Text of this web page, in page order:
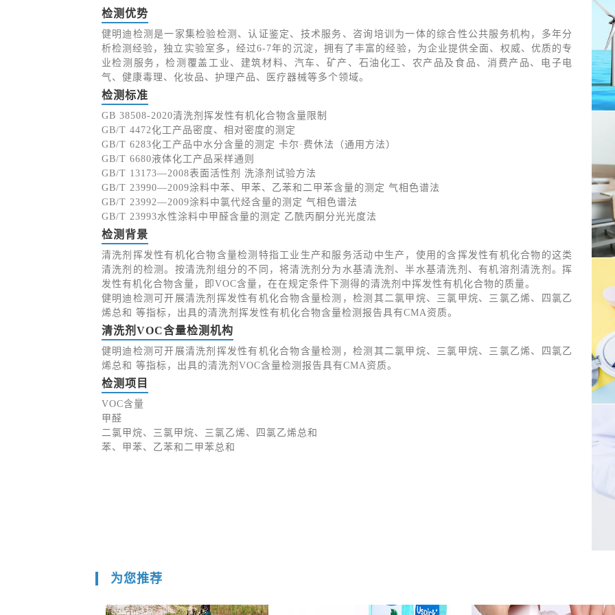
检测优势
健明迪检测是一家集检验检测、认证鉴定、技术服务、咨询培训为一体的综合性公共服务机构，多年分
析检测经验，独立实验室多，经过6-7年的沉淀，拥有了丰富的经验，为企业提供全面、权威、优质的专
业检测服务，检测覆盖工业、建筑材料、汽车、矿产、石油化工、农产品及食品、消费产品、电子电
气、健康毒理、化妆品、护理产品、医疗器械等多个领域。
检测标准
GB 38508-2020清洗剂挥发性有机化合物含量限制
GB/T 4472化工产品密度、相对密度的测定
GB/T 6283化工产品中水分含量的测定 卡尔·费休法（通用方法）
GB/T 6680液体化工产品采样通则
GB/T 13173—2008表面活性剂 洗涤剂试验方法
GB/T 23990—2009涂料中苯、甲苯、乙苯和二甲苯含量的测定 气相色谱法
GB/T 23992—2009涂料中氯代烃含量的测定 气相色谱法
GB/T 23993水性涂料中甲醛含量的测定 乙酰丙酮分光光度法
检测背景
清洗剂挥发性有机化合物含量检测特指工业生产和服务活动中生产，使用的含挥发性有机化合物的这类
清洗剂的检测。按清洗剂组分的不同，将清洗剂分为水基清洗剂、半水基清洗剂、有机溶剂清洗剂。挥
发性有机化合物含量，即VOC含量，在在规定条件下测得的清洗剂中挥发性有机化合物的质量。
健明迪检测可开展清洗剂挥发性有机化合物含量检测，检测其二氯甲烷、三氯甲烷、三氯乙烯、四氯乙
烯总和 等指标，出具的清洗剂挥发性有机化合物含量检测报告具有CMA资质。
清洗剂VOC含量检测机构
健明迪检测可开展清洗剂挥发性有机化合物含量检测，检测其二氯甲烷、三氯甲烷、三氯乙烯、四氯乙
烯总和 等指标，出具的清洗剂VOC含量检测报告具有CMA资质。
检测项目
VOC含量
甲醛
二氯甲烷、三氯甲烷、三氯乙烯、四氯乙烯总和
苯、甲苯、乙苯和二甲苯总和
为您推荐